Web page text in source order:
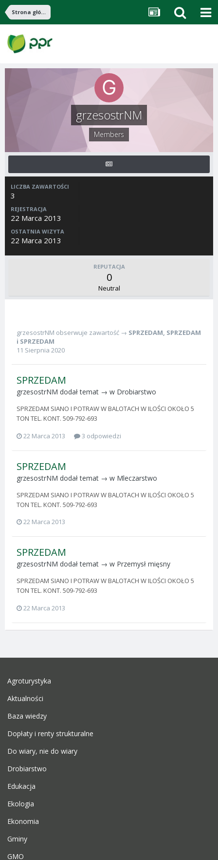
Strona główna
grzesostrNM
Members
LICZBA ZAWARTOŚCI
3
REJESTRACJA
22 Marca 2013
OSTATNIA WIZYTA
22 Marca 2013
REPUTACJA
0
Neutral
grzesostrNM obserwuje zawartość → SPRZEDAM, SPRZEDAM
i SPRZEDAM
11 Sierpnia 2020
SPRZEDAM
grzesostrNM dodał temat → w Drobiarstwo
SPRZEDAM SIANO I POTRAW W BALOTACH W ILOŚCI OKOŁO 5
TON TEL. KONT. 509-792-693
22 Marca 2013
3 odpowiedzi
SPRZEDAM
grzesostrNM dodał temat → w Mleczarstwo
SPRZEDAM SIANO I POTRAW W BALOTACH W ILOŚCI OKOŁO 5
TON TEL. KONT. 509-792-693
22 Marca 2013
SPRZEDAM
grzesostrNM dodał temat → w Przemysł mięsny
SPRZEDAM SIANO I POTRAW W BALOTACH W ILOŚCI OKOŁO 5
TON TEL. KONT. 509-792-693
22 Marca 2013
Agroturystyka
Aktualności
Baza wiedzy
Dopłaty i renty strukturalne
Do wiary, nie do wiary
Drobiarstwo
Edukacja
Ekologia
Ekonomia
Gminy
GMO